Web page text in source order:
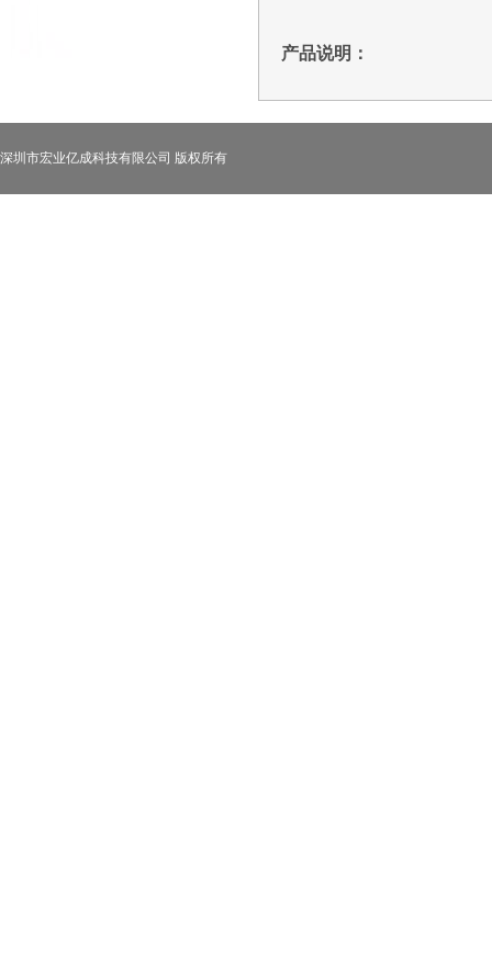
产品说明：
深圳市宏业亿成科技有限公司 版权所有